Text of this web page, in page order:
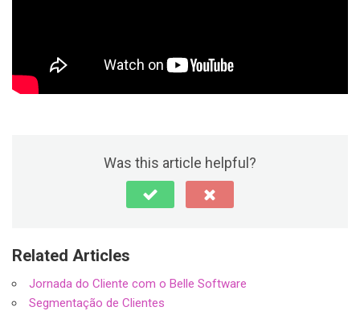
Was this article helpful?
Related Articles
Jornada do Cliente com o Belle Software
Segmentação de Clientes